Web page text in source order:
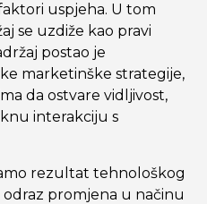
uspjeha. U tom
se uzdiže kao pravi
postao je
marketinške strategije,
da ostvare vidljivost,
interakciju s
rezultat tehnološkog
promjena u načinu